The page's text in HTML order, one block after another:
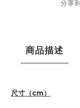
分享到
商品描述
尺寸（cm）